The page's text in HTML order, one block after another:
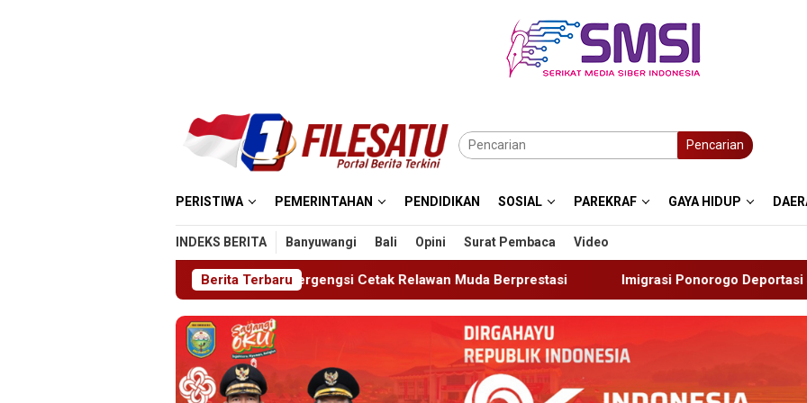
Pencarian
PERISTIWA PEMERINTAHAN PENDIDIKAN SOSIAL PAREKRAF GAYA HIDUP
INDEKS BERITA Banyuwangi Bali Opini Surat Pembaca Video
Berita Terbaru
2026, Ajang Bergengsi Cetak Relawan Muda Berprestasi Imigrasi Ponorogo Deportasi Satu WN Tiongkok